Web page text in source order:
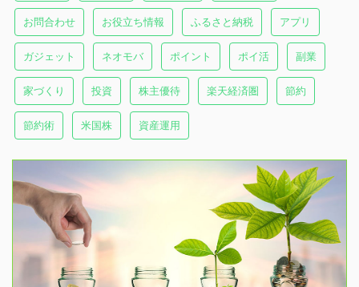
お問合わせ お役立ち情報 ふるさと納税 アプリ
ガジェット ネオモバ ポイント ポイ活 副業
家づくり 投資 株主優待 楽天経済圏 節約
節約術 米国株 資産運用